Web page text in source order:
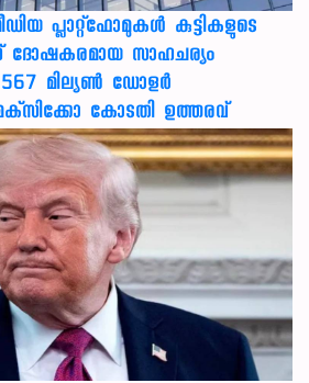
പ്ലാറ്റ്‌ഫോമുകള്‍ കുട്ടികളുടെ
ദോഷകരമായ സാഹചര്യം
567 മില്യണ്‍ ഡോളര്‍
കോടതി ഉത്തരവ്